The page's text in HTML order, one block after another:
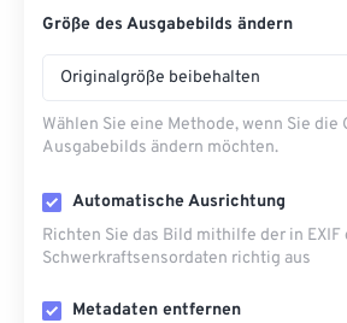
Größe des Ausgabebilds ändern
Originalgröße beibehalten
Wählen Sie eine Methode, wenn Sie die
Ausgabebilds ändern möchten.
Automatische Ausrichtung
Richten Sie das Bild mithilfe der in
Schwerkraftsensordaten richtig aus
Metadaten entfernen